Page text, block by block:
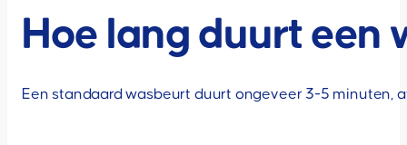
Hoe lang duurt een
Een standaard wasbeurt duurt ongeveer 3-5 minuten,